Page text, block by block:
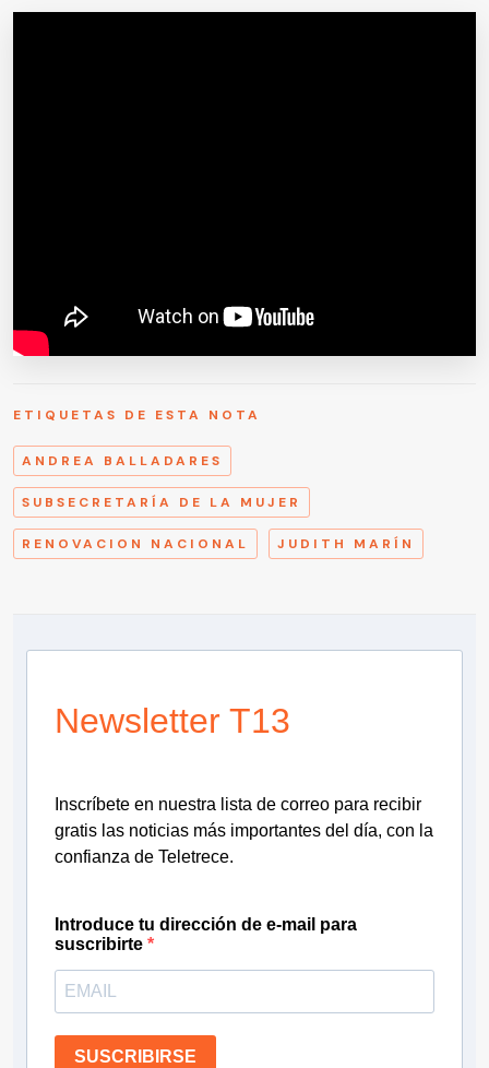
ETIQUETAS DE ESTA NOTA
ANDREA BALLADARES
SUBSECRETARÍA DE LA MUJER
RENOVACION NACIONAL JUDITH MARÍN
Newsletter T13
Inscríbete en nuestra lista de correo para recibir
gratis las noticias más importantes del día, con la
confianza de Teletrece.
Introduce tu dirección de e-mail para
suscribirte
SUSCRIBIRSE